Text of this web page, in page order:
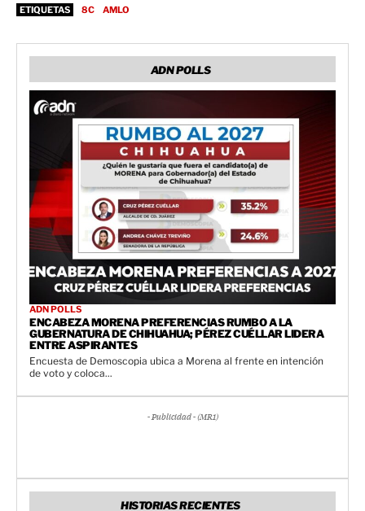
ETIQUETAS 8C AMLO
ADN POLLS
ADN POLLS
ENCABEZA MORENA PREFERENCIAS RUMBO A LA
GUBERNATURA DE CHIHUAHUA; PÉREZ CUÉLLAR LIDERA
ENTRE ASPIRANTES
Encuesta de Demoscopia ubica a Morena al frente en intención
de voto y coloca...
- Publicidad - (MR1)
HISTORIAS RECIENTES